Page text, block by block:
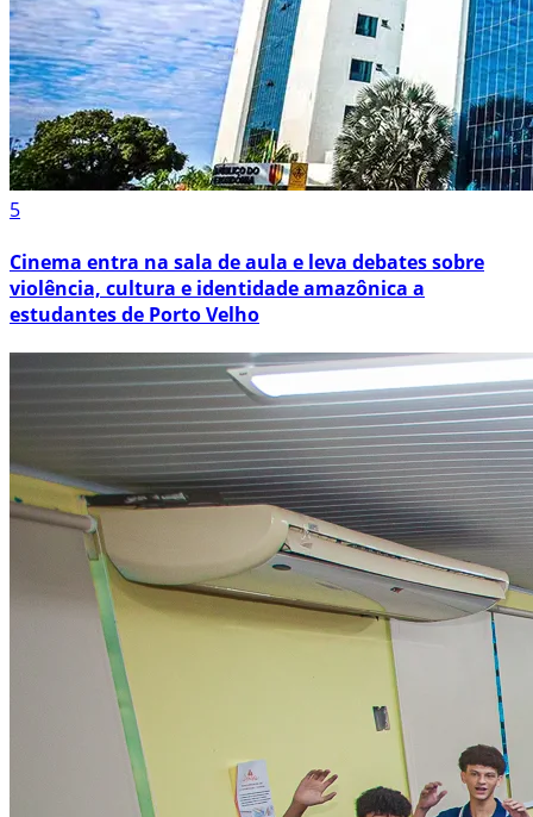
5
Cinema entra na sala de aula e leva debates sobre
violência, cultura e identidade amazônica a
estudantes de Porto Velho